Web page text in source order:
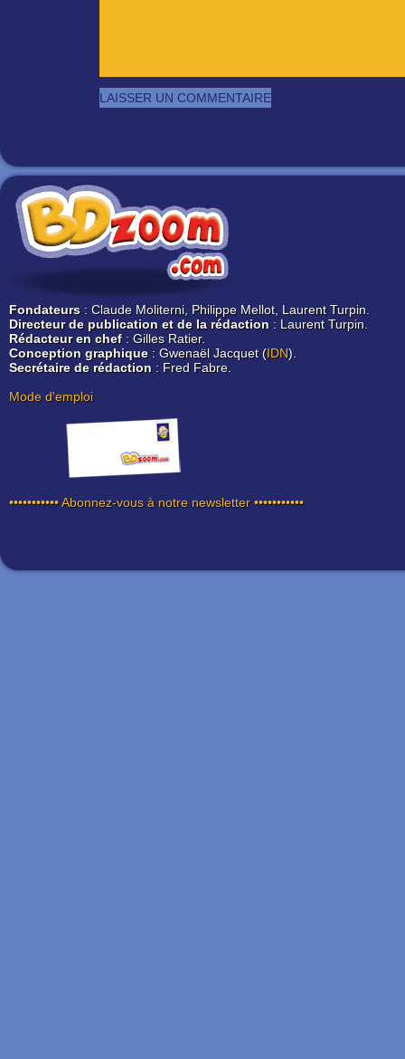
Fondateurs : Claude Moliterni, Philippe Mellot, Laurent Turpin.
Directeur de publication et de la rédaction : Laurent Turpin.
Rédacteur en chef: Gilles Ratier.
Conception graphique: Gwenaël Jacquet (IDN).
Secrétaire de rédaction : Fred Fabre.
Mode d'emploi
••••••••••• Abonnez-vous à notre newsletter •••••••••••